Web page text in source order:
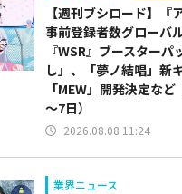
【週刊ブシロード】『
事前登録者数グローバ
『WSR』ブースターパ
し」、「夢ノ結唱」新
「MEW」開発決定な
～7日）
2026.08.08 11:24
業界ニュース